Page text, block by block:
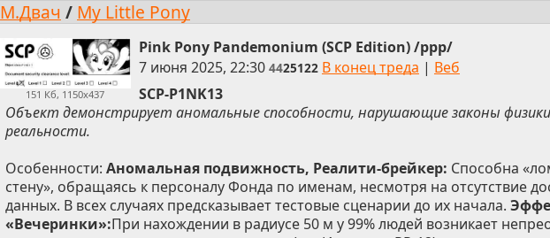
М.Двач / My Little Pony
151 Кб, 1150x437
Pink Pony Pandemonium (SCP Edition) /ppp/
7 июня 2025, 22:30 4425122 В конец треда | Веб
SCP-P1NK13
Объект демонстрирует аномальные способности, нарушающие законы
реальности.
Особенности: Аномальная подвижность, Реалити-брейкер: Способна
стену», обращаясь к персоналу Фонда по именам, несмотря на отсутствие
данных. В всех случаях предсказывает тестовые сценарии до их начала.
«Вечеринки»:При нахождении в радиусе 50 м у 99% людей возникает